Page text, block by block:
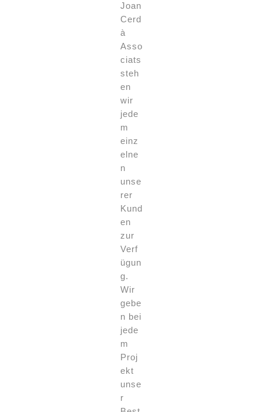
Joan
Cerd
à
Asso
ciats
steh
en
wir
jede
m
einz
elne
n
unse
rer
Kund
en
zur
Verf
ügun
g.
Wir
gebe
n bei
jede
m
Proj
ekt
unse
r